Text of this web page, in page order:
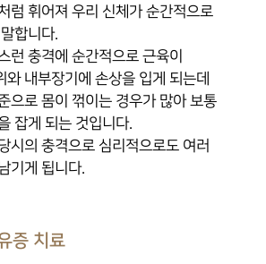
럼 휘어져 우리 신체가 순간적으로
합니다.
런 충격에 순간적으로 근육이
와 내부장기에 손상을 입게 되는데
으로 몸이 꺾이는 경우가 많아 보통
잡게 되는 것입니다.
시의 충격으로 심리적으로도 여러
기게 됩니다.
증 치료